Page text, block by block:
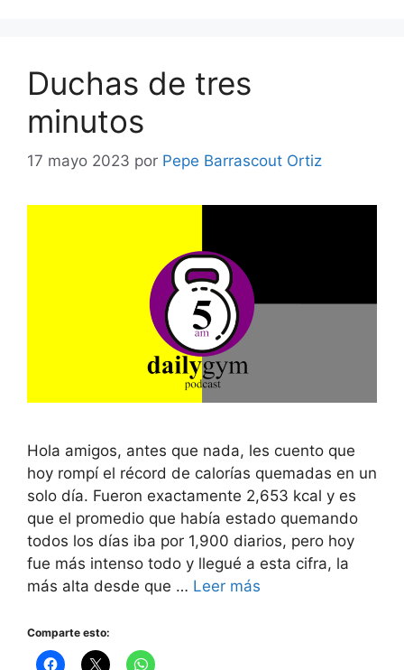
Duchas de tres
minutos
17 mayo 2023 por Pepe Barrascout Ortiz
Hola amigos, antes que nada, les cuento que
hoy rompí el récord de calorías quemadas en un
solo día. Fueron exactamente 2,653 kcal y es
que el promedio que había estado quemando
todos los días iba por 1,900 diarios, pero hoy
fue más intenso todo y llegué a esta cifra, la
más alta desde que … Leer más
Comparte esto: